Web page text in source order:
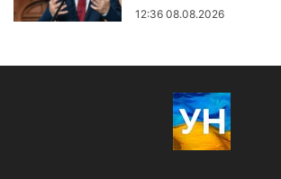
12:36 08.08.2026